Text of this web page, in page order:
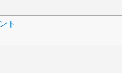
ト